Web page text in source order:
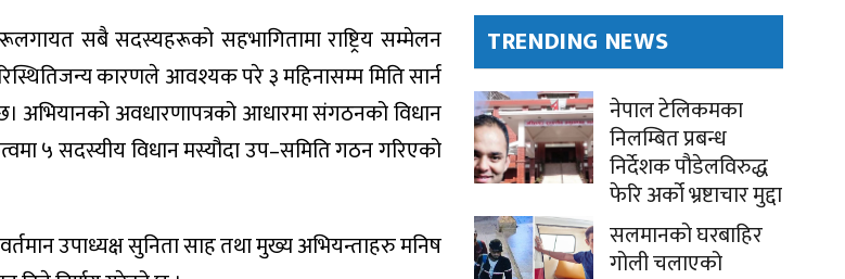
सबै सदस्यहरूको सहभागितामा राष्ट्रिय सम्मेलन
कारणले आवश्यक परे ३ महिनासम्म मिति सार्न
अवधारणापत्रको आधारमा संगठनको विधान
५ सदस्यीय विधान मस्यौदा उप–समिति गठन गरिएको
उपाध्यक्ष सुनिता साह तथा मुख्य अभियन्ताहरु मनिष
TRENDING NEWS
नेपाल टेलिकमका
निलम्बित प्रबन्ध
निर्देशक पौडेलविरुद्ध
फेरि अर्को भ्रष्टाचार मुद्दा
सलमानको घरबाहिर
गोली चलाएको